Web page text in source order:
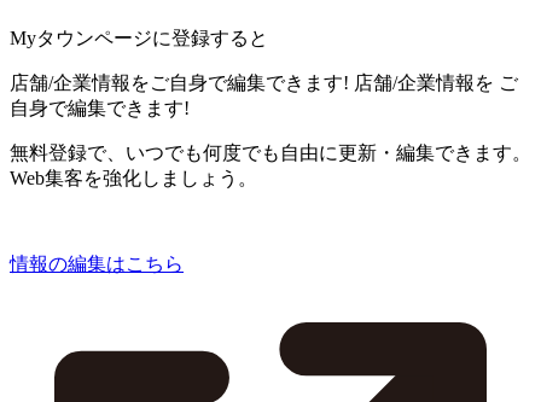
Myタウンページに登録すると
店舗/企業情報をご自身で編集できます! 店舗/企業情報を ご
自身で編集できます!
無料登録で、いつでも何度でも自由に更新・編集できます。
Web集客を強化しましょう。
情報の編集はこちら